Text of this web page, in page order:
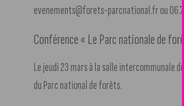
evenements@forets-parcnational.fr ou
Conférence « Le Parc nationale de
Le jeudi 23 mars à la salle intercommunale
du Parc national de forêts.